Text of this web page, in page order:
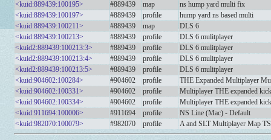
<kuid:889439:100195> #889439 map
ns hump yard multi fix
<kuid:889439:100197>
#889439 profile
hump yard ns based multi
<kuid:889439:100211>
#889439 map
DLS 6
<kuid:889439:100213>
#889439 profile
DLS 6 mulitplayer
<kuid2:889439:100213:3>
#889439 profile
DLS 6 mulitplayer
<kuid2:889439:100213:4>
#889439 profile
DLS 6 mulitplayer
<kuid2:889439:100213:5>
#889439 profile
DLS 6 mulitplayer
<kuid:904602:100284>
#904602 profile
THE Expanded Multiplayer
<kuid:904602:100331>
#904602 profile
Multiplayer THE expanded
<kuid:904602:100334>
#904602 profile
Multiplayer THE expanded
<kuid:911694:100006>
#911694 profile
NS Line (Mac) - Default
<kuid:982070:100079>
#982070 profile A and SLT Multiplayer Map